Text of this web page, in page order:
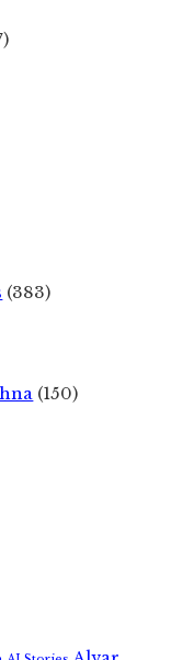
(383)
(150)